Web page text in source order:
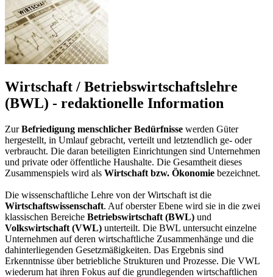
Wirtschaft / Betriebswirtschaftslehre
(BWL) - redaktionelle Information
ZurBefriedigung menschlicher Bedürfnisse werden Güter
hergestellt, in Umlauf gebracht, verteilt und letztendlich ge- oder
verbraucht. Die daran beteiligten Einrichtungen sind Unternehmen
und private oder öffentliche Haushalte. Die Gesamtheit dieses
Zusammenspiels wird als Wirtschaft bzw. Ökonomie bezeichnet.
Die wissenschaftliche Lehre von der Wirtschaft ist die
Wirtschaftswissenschaft. Auf oberster Ebene wird sie in die zwei
klassischen Bereiche Betriebswirtschaft (BWL) und
Volkswirtschaft (VWL) unterteilt. Die BWL untersucht einzelne
Unternehmen auf deren wirtschaftliche Zusammenhänge und die
dahinterliegenden Gesetzmäßigkeiten. Das Ergebnis sind
Erkenntnisse über betriebliche Strukturen und Prozesse. Die VWL
wiederum hat ihren Fokus auf die grundlegenden wirtschaftlichen